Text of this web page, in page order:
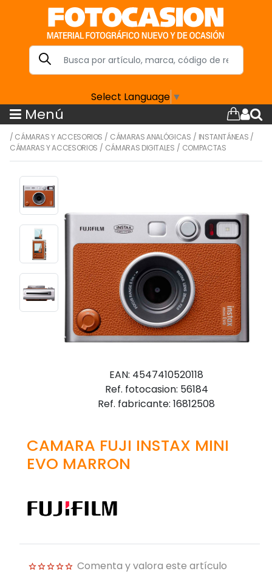
Select Language ▼
Menú
/ CÁMARAS Y ACCESORIOS / CÁMARAS ANALÓGICAS / INSTANTÁNEAS /
CÁMARAS Y ACCESORIOS / CÁMARAS DIGITALES / COMPACTAS
EAN: 4547410520118
Ref. fotocasion: 56184
Ref. fabricante: 16812508
CAMARA FUJI INSTAX MINI
EVO MARRON
Comenta y valora este artículo